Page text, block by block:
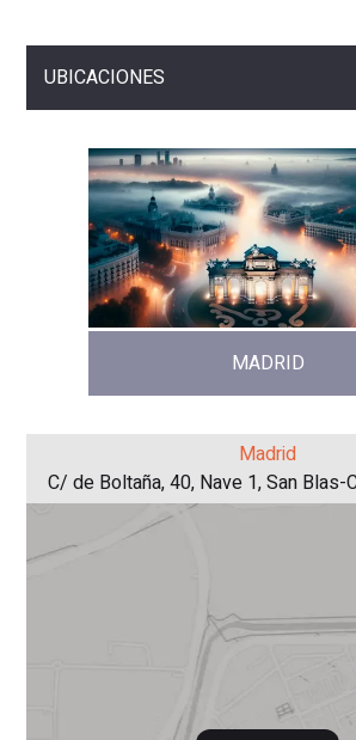
UBICACIONES
MADRID
Madrid
C/ de Boltaña, 40, Nave 1, San Blas-